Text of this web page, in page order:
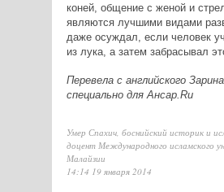
коней, общение с женой и
являются лучшими видами
даже осуждал, если человек
из лука, а затем забрасывал
Перевела с английского
специально для Ансар.Ru
Умер Спахич, боснийский историк и
доцент Международного исламского
Малайзии
14:14 19 января 2014